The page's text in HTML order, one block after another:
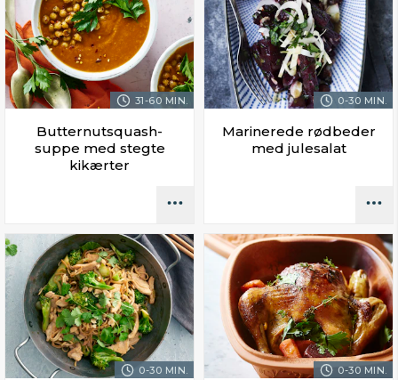
31-60 MIN.
Butternutsquash-
suppe med stegte
kikærter
0-30 MIN.
Marinerede rødbeder
med julesalat
0-30 MIN. 0-30 MIN.